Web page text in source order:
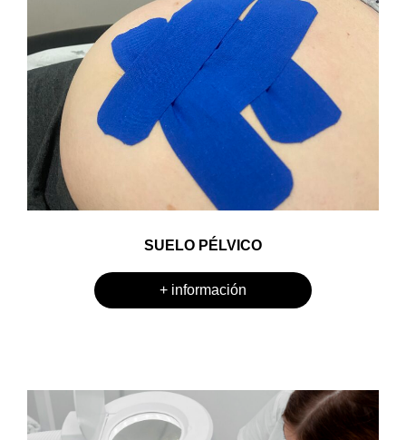
SUELO PÉLVICO
+ información